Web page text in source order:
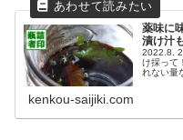
薬味に
漬け汁
2022.8.
け採って
れない量
kenkou-saijiki.com